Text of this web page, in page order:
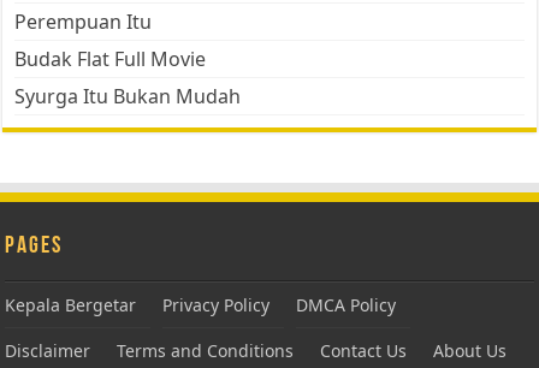
Perempuan Itu
Budak Flat Full Movie
Syurga Itu Bukan Mudah
Pages
Kepala Bergetar Privacy Policy
DMCA Policy
Disclaimer
Terms and Conditions Contact Us About Us